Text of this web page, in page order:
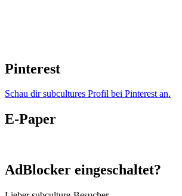
Pinterest
Schau dir subcultures Profil bei Pinterest an.
E-Paper
AdBlocker eingeschaltet?